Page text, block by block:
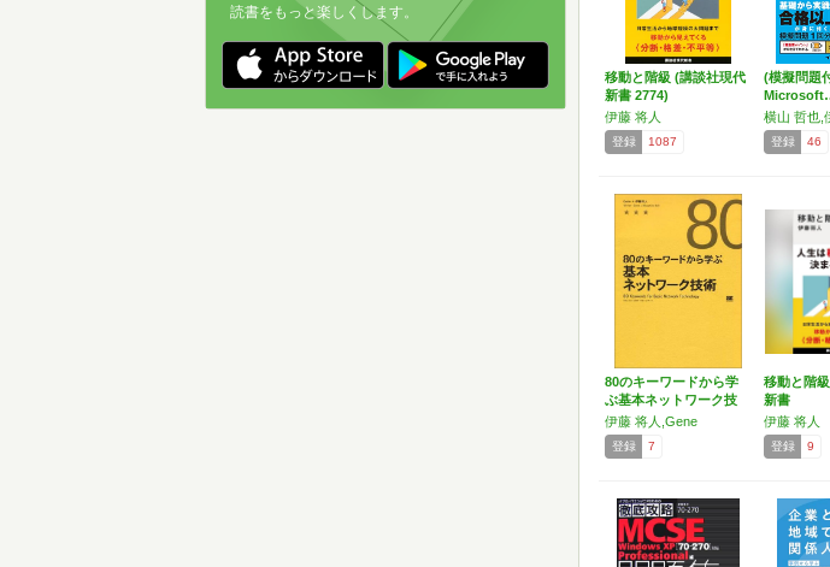
移動と階級 (講談社現代
新書 2774)
伊藤 将人
登録 1087
(模擬問題
登録 46
80のキーワードから学
ぶ基本ネットワーク技
術…
伊藤 将人,Gene
登録 7
移動と階
新書
伊藤 将人
登録 9
読書をもっと楽しくします。